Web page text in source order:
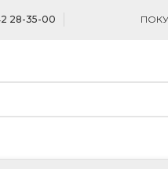
28-35-00